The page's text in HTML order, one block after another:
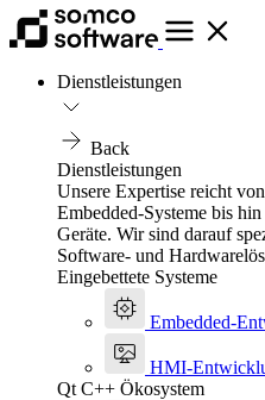
Dienstleistungen
Back
Dienstleistungen
Unsere Expertise reicht
Embedded-Systeme bis
Geräte. Wir sind darauf
Software- und
Eingebettete Systeme
Embedded-
HMI-
Qt C++ Ökosystem